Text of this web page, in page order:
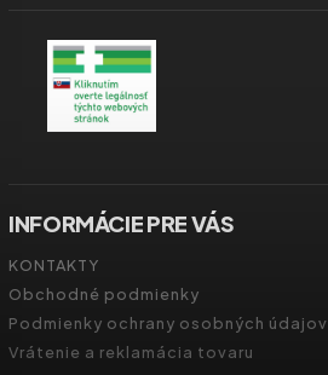
INFORMÁCIE PRE VÁS
KONTAKTY
Obchodné podmienky
Podmienky ochrany osobných údajov
Vrátenie a reklamácia tovaru